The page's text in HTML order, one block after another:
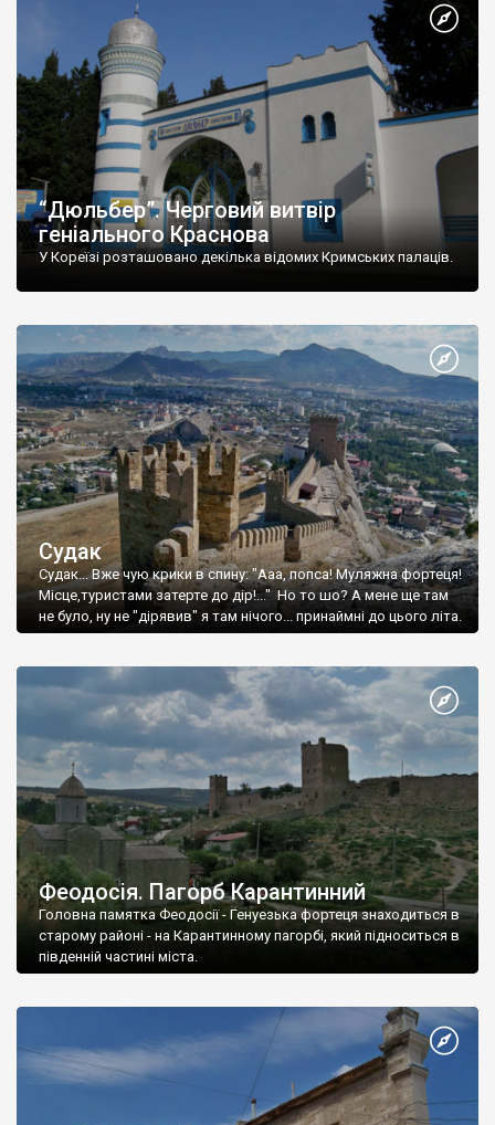
“Дюльбер”. Черговий витвір
геніального Краснова
У Кореїзі розташовано декілька відомих Кримських палаців.
Судак
Судак... Вже чую крики в спину: "Ааа, попса! Муляжна фортеця!
Місце,туристами затерте до дір!..." Но то шо? А мене ще там
не було, ну не "дірявив" я там нічого... принаймні до цього літа.
Феодосія. Пагорб Карантинний
Головна памятка Феодосії - Генуезька фортеця знаходиться в
старому районі - на Карантинному пагорбі, який підноситься в
південній частині міста.